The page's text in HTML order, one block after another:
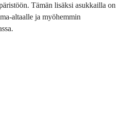
Tämän lisäksi asukkailla on
altaalle ja myöhemmin